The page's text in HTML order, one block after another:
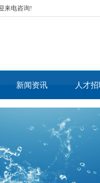
来电咨询!
新闻资讯
公司新闻
行业资讯
技术介绍
人才